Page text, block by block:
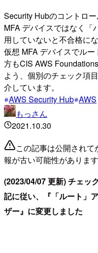
Security Hubのコントロ
MFA デバイスではなく「
用していないと不合格に
仮想 MFA デバイスでル
方もCIS AWS
よう、個別のチェック項
介しています。
AWS Security Hub AWS
もっさん
2021.10.30
この記事は公開され
報が古い可能性がありま
(2023/04/07 更新) チェッ
記に従い、『「ルート」
ザー』に変更しました